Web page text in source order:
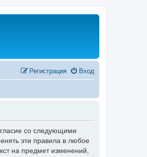
Вход
Регистрация
со следующими
эти правила в любое
на предмет изменений,